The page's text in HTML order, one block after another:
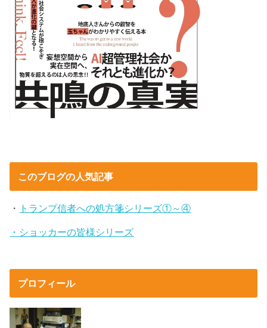
このブログの人気記事
・ トランプ信者への処方箋シリーズ①～④
・ショッカーの皆様シリーズ
プロフィール